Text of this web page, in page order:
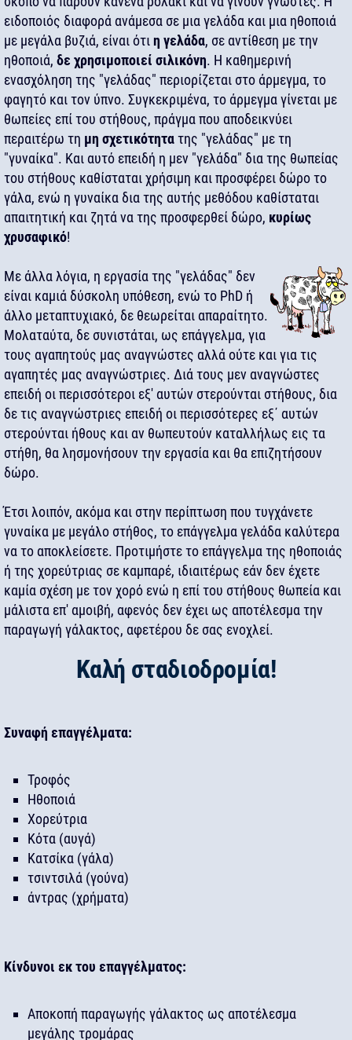
ειδοποιός διαφορά ανάμεσα σε μια γελάδα και μια ηθοποιά
με μεγάλα βυζιά, είναι ότιη γελάδα, σε αντίθεση με την
ηθοποιά, δε χρησιμοποιεί σιλικόνη. Η καθημερινή
ενασχόληση της "γελάδας" περιορίζεται στο άρμεγμα, το
φαγητό και τον ύπνο. Συγκεκριμένα, το άρμεγμα γίνεται με
θωπείες επί του στήθους, πράγμα που αποδεικνύει
περαιτέρω τη μη σχετικότητατης "γελάδας" με τη
"γυναίκα". Και αυτό επειδή η μεν "γελάδα" δια της θωπείας
του στήθους καθίσταται χρήσιμη και προσφέρει δώρο το
γάλα, ενώ η γυναίκα δια της αυτής μεθόδου καθίσταται
απαιτητική και ζητά να της προσφερθεί δώρο, κυρίως
χρυσαφικό!
Με άλλα λόγια, η εργασία της "γελάδας" δεν
είναι καμιά δύσκολη υπόθεση, ενώ το PhD ή
άλλο μεταπτυχιακό, δε θεωρείται απαραίτητο.
Μολαταύτα, δε συνιστάται, ως επάγγελμα, για
τους αγαπητούς μας αναγνώστες αλλά ούτε και για τις
αγαπητές μας αναγνώστριες. Διά τους μεν αναγνώστες
επειδή οι περισσότεροι εξ' αυτών στερούνται στήθους, δια
δε τις αναγνώστριες επειδή οι περισσότερες εξ΄ αυτών
στερούνται ήθους και αν θωπευτούν καταλλήλως εις τα
στήθη, θα λησμονήσουν την εργασία και θα επιζητήσουν
δώρο.
Έτσι λοιπόν, ακόμα και στην περίπτωση που τυγχάνετε
γυναίκα με μεγάλο στήθος, το επάγγελμα γελάδα καλύτερα
να το αποκλείσετε. Προτιμήστε το επάγγελμα της ηθοποιάς
ή της χορεύτριας σε καμπαρέ, ιδιαιτέρως εάν δεν έχετε
καμία σχέση με τον χορό ενώ η επί του στήθους θωπεία και
μάλιστα επ' αμοιβή, αφενός δεν έχει ως αποτέλεσμα την
παραγωγή γάλακτος, αφετέρου δε σας ενοχλεί.
Καλή σταδιοδρομία!
Συναφή επαγγέλματα:
Τροφός
Ηθοποιά
Χορεύτρια
Κότα (αυγά)
Κατσίκα (γάλα)
τσιντσιλά (γούνα)
άντρας (χρήματα)
Κίνδυνοι εκ του επαγγέλματος:
Αποκοπή παραγωγής γάλακτος ως αποτέλεσμα
μεγάλης τρομάρας